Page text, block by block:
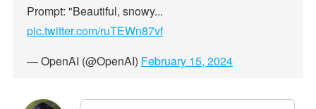
Prompt: "Beautiful, snowy...
pic.twitter.com/ruTEWn87vf
— OpenAI (@OpenAI) February 15, 2024